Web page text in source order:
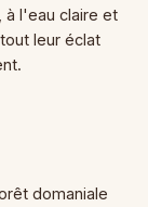
à l'eau claire et
leur éclat
domaniale